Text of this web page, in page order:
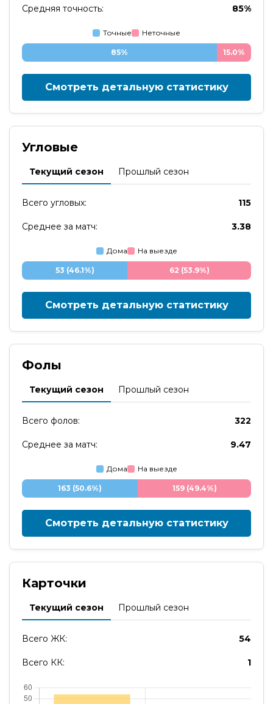
Средняя точность: 85%
Точные Неточные
85% 15.0%
Смотреть детальную статистику
Угловые
Текущий сезон Прошлый сезон
Всего угловых: 115
Среднее за матч: 3.38
Дома На выезде
53 (46.1%) 62 (53.9%)
Смотреть детальную статистику
Фолы
Текущий сезон Прошлый сезон
Всего фолов: 322
Среднее за матч: 9.47
Дома На выезде
163 (50.6%) 159 (49.4%)
Смотреть детальную статистику
Карточки
Текущий сезон Прошлый сезон
Всего ЖК: 54
Всего КК: 1